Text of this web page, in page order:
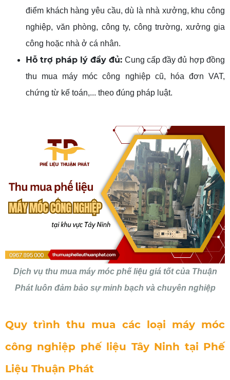
điểm khách hàng yêu cầu, dù là nhà xưởng, khu công
nghiệp, văn phòng, công ty, công trường, xưởng gia
công hoặc nhà ở cá nhân.
Hỗ trợ pháp lý đầy đủ: Cung cấp đầy đủ hợp đồng
thu mua máy móc công nghiệp cũ, hóa đơn VAT,
chứng từ kế toán,... theo đúng pháp luật.
Dịch vụ thu mua máy móc phế liệu giá tốt của Thuận
Phát luôn đảm bảo sự minh bạch và chuyên nghiệp
Quy trình thu mua cácloại máy móc
công nghiệp phế liệu Tây Ninh tại Phế
Liệu Thuận Phát